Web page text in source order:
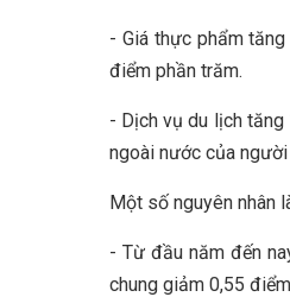
- Giá thực phẩm
điểm phần trăm.
- Dịch vụ du lịch
ngoài nước của người
Một số nguyên nhân
- Từ đầu năm đến
chung giảm 0,55